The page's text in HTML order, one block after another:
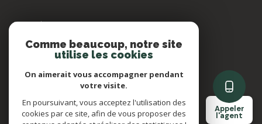
Appeler
l'agent
Honoraires
Cookies
Comme beaucoup, notre site
utilise les cookies
On aimerait vous accompagner pendant
votre visite.
En poursuivant, vous acceptez l'utilisation des
cookies par ce site, afin de vous proposer des